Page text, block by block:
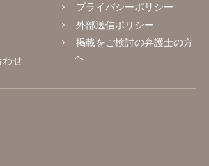
わせ
プライバシーポリシー
外部送信ポリシー
掲載をご検討の弁護士の方
へ